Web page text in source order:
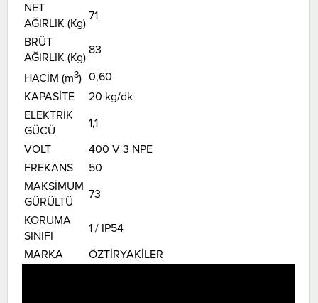
NET
AĞIRLIK (Kg)71
BRÜT
AĞIRLIK (Kg) 83
HACİM (m3) 0,60
KAPASİTE
20 kg/dk
ELEKTRİK
GÜCÜ
1,1
VOLT
400 V 3 NPE
FREKANS
50
MAKSİMUM
GÜRÜLTÜ
73
KORUMA
SINIFI
1 / IP54
MARKA
ÖZTİRYAKİLER